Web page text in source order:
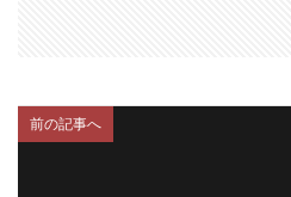
前の記事へ